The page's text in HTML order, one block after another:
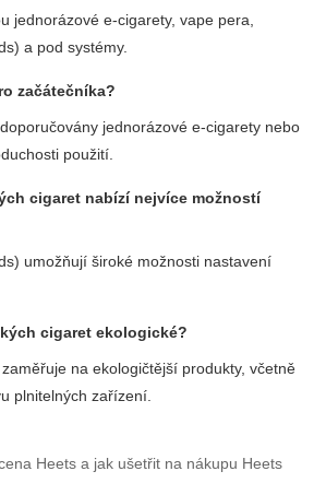
jednorázové e-cigarety, vape pera,
a pod systémy.
začátečníka?
jednorázové e-cigarety nebo
použití.
cigaret nabízí nejvíce možností
umožňují široké možnosti nastavení
cigaret ekologické?
na ekologičtější produkty, včetně
plnitelných zařízení.
Heets a jak ušetřit na nákupu Heets